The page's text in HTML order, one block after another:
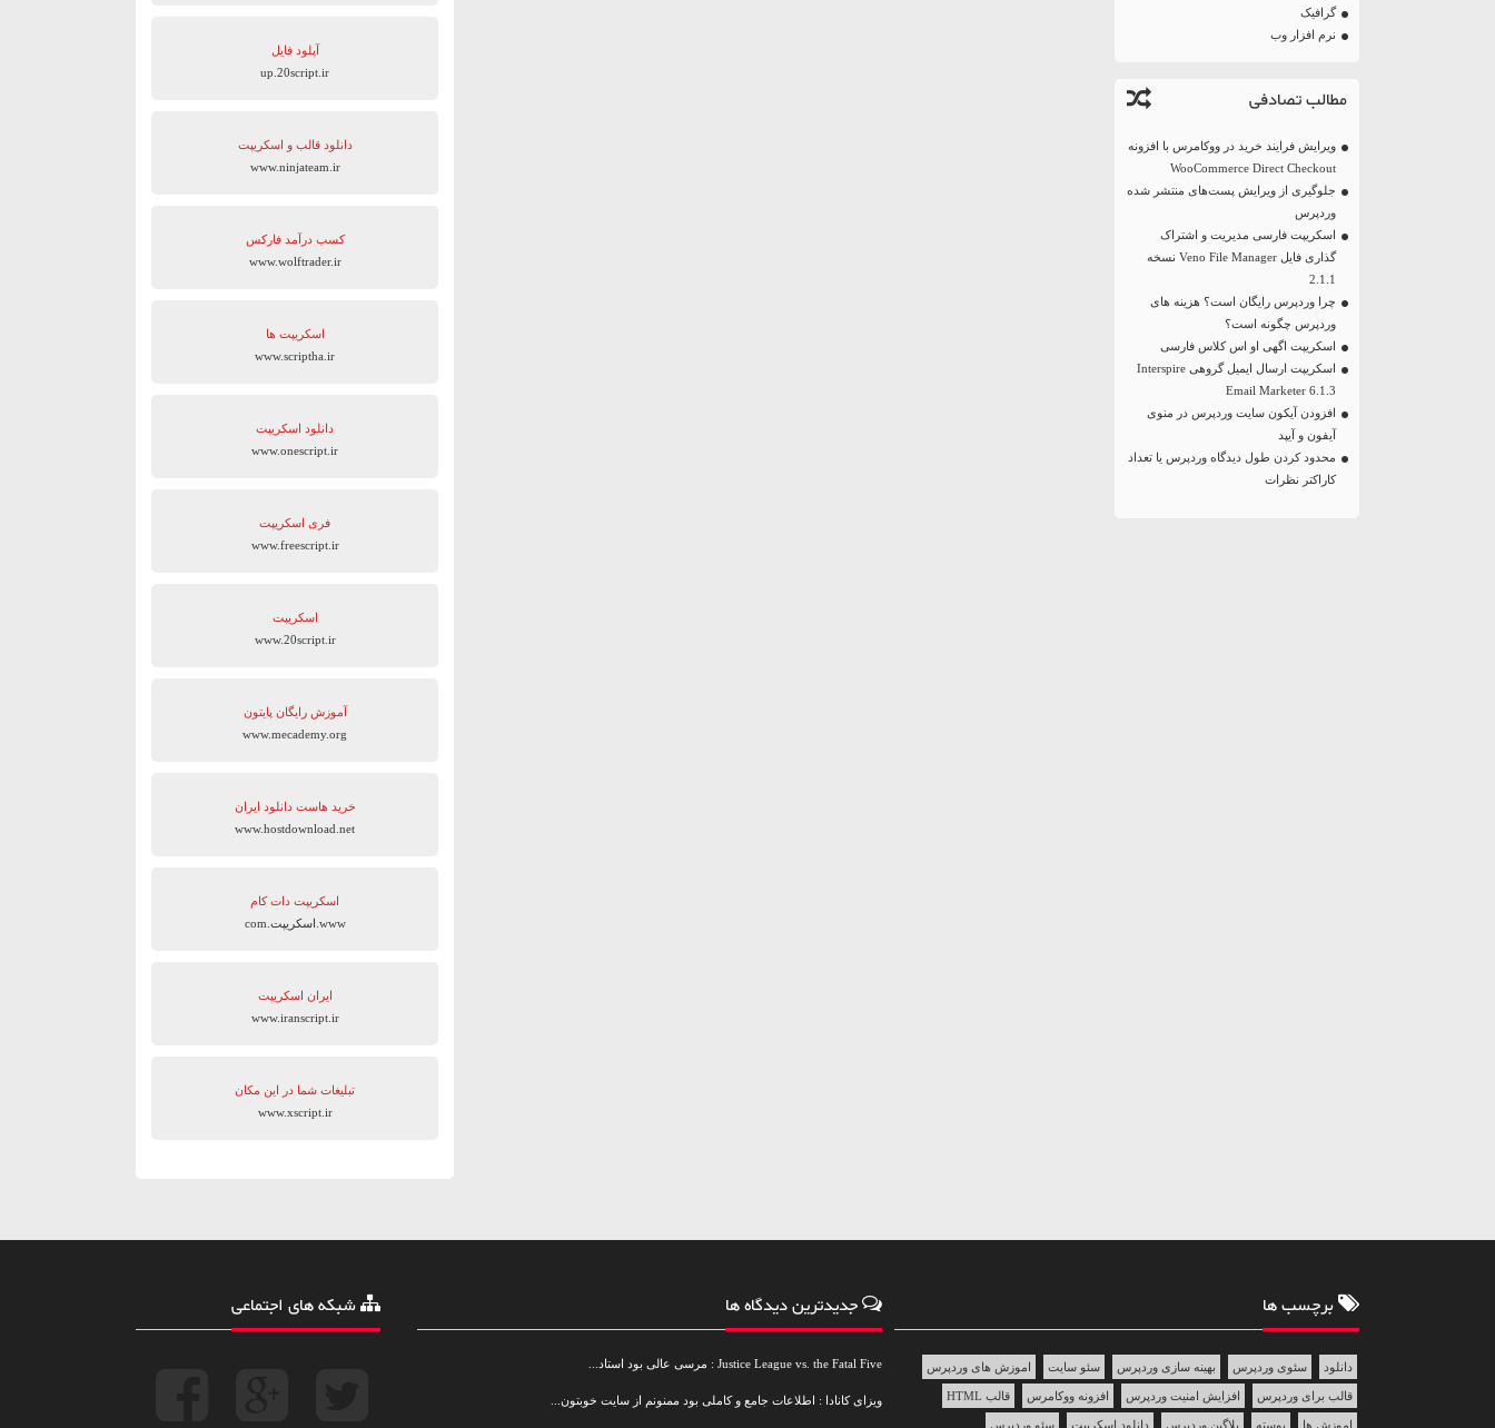
گرافیک
نرم افزار وب
مطالب تصادفی
ویرایش فرایند خرید در ووکامرس با افزونه
WooCommerce Direct Checkout
جلوگیری از ویرایش پست‌های منتشر شده
وردپرس
اسکریپت فارسی مدیریت و اشتراک
گذاری فایل Veno File Manager نسخه
2.1.1
چرا وردپرس رایگان است؟ هزینه های
وردپرس چگونه است؟
اسکریپت اگهی او اس کلاس فارسی
اسکریپت ارسال ایمیل گروهی Interspire
Email Marketer 6.1.3
افزودن آیکون سایت وردپرس در منوی
آیفون و آیپد
محدود کردن طول دیدگاه وردپرس یا تعداد
کاراکتر نظرات
آپلود فایل
up.20script.ir
دانلود قالب و اسکریپت
www.ninjateam.ir
کسب درآمد فارکس
www.wolftrader.ir
اسکریپت ها
www.scriptha.ir
دانلود اسکریپت
www.onescript.ir
فری اسکریپت
www.freescript.ir
اسکریپت
www.20script.ir
آموزش رایگان پایتون
www.mecademy.org
خرید هاست دانلود ایران
www.hostdownload.net
اسکریپت دات کام
www.اسکریپت.com
ایران اسکریپت
www.iranscript.ir
تبلیغات شما در این مکان
www.xscript.ir
شبکه های اجتماعی جدیدترین دیدگاه ها
Justice League vs. the Fatal Five : مرسی عالی بود استاد...
ویزای کانادا : اطلاعات جامع و کاملی بود ممنونم از سایت خوبتون...
برچسب ها
دانلود سئوی وردپرس بهینه سازی وردپرس سئو سایت اموزش های وردپرس
قالب برای وردپرس افزایش امنیت وردپرس افزونه ووکامرس قالب HTML
اموزش ها پوسته پلاگین وردپرس دانلود اسکریپت سئو وردپرس